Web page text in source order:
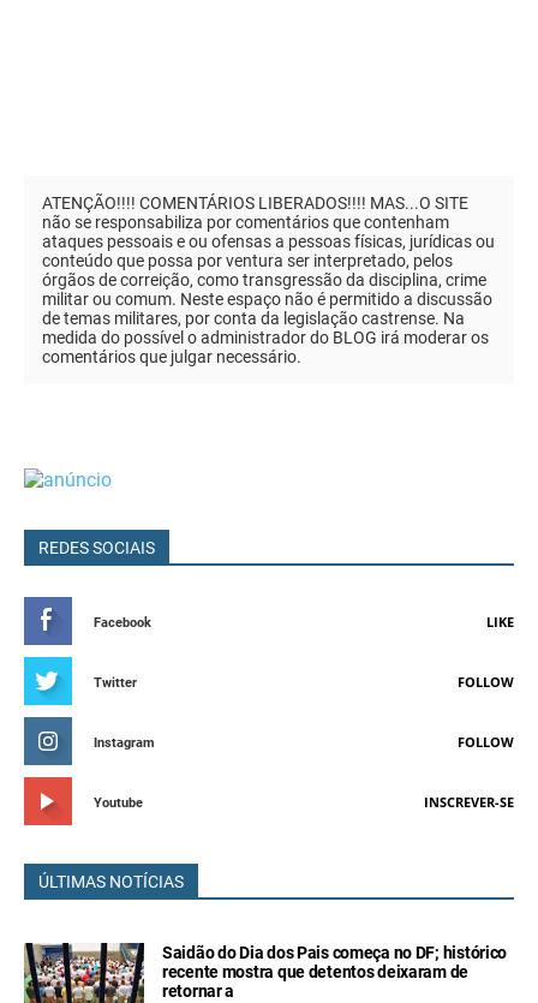
ATENÇÃO!!!! COMENTÁRIOS LIBERADOS!!!! MAS...O SITE
não se responsabiliza por comentários que contenham
ataques pessoais e ou ofensas a pessoas físicas, jurídicas ou
conteúdo que possa por ventura ser interpretado, pelos
órgãos de correição, como transgressão da disciplina, crime
militar ou comum. Neste espaço não é permitido a discussão
de temas militares, por conta da legislação castrense. Na
medida do possível o administrador do BLOG irá moderar os
comentários que julgar necessário.
REDES SOCIAIS
Facebook LIKE
Twitter FOLLOW
Instagram FOLLOW
Youtube INSCREVER-SE
ÚLTIMAS NOTÍCIAS
Saidão do Dia dos Pais começa no DF; histórico
recente mostra que detentos deixaram de
retornar a